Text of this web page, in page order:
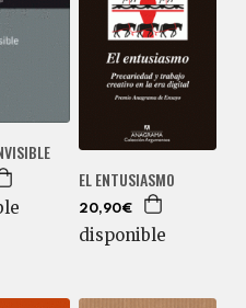
EL ENTUSIASMO
20,90€
disponible